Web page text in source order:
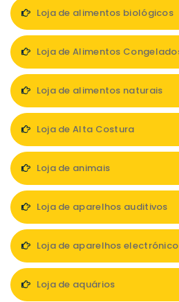
Loja de alimentos biológicos
Loja de Alimentos
Loja de alimentos naturais
Loja de Alta Costura
Loja de animais
Loja de aparelhos auditivos
Loja de aparelhos
Loja de aquários